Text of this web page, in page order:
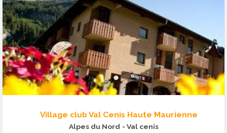
Village club Val Cenis Haute Maurienne
Alpes du Nord - Val cenis